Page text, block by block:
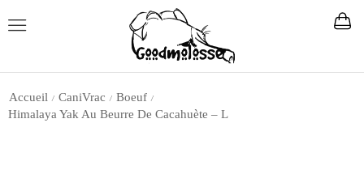
Accueil / CaniVrac / Boeuf /
Himalaya Yak Au Beurre De Cacahuète – L